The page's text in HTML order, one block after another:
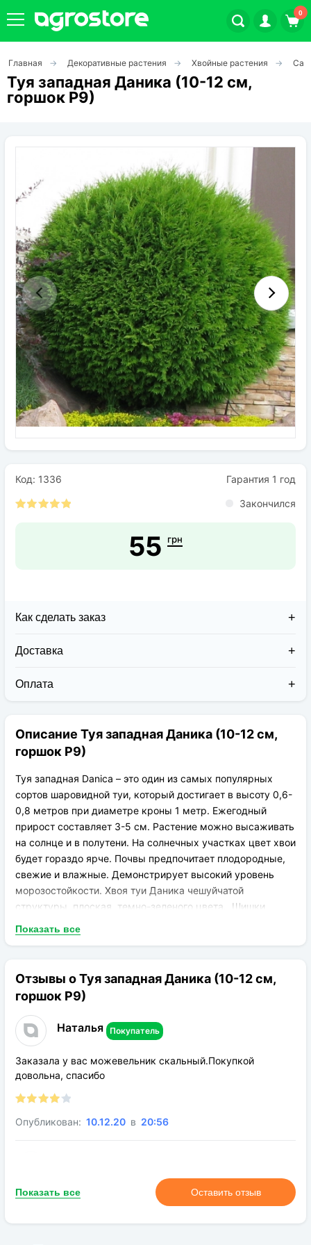
0
Плодовые кустарники
Цветы
Травы
Овощи (на посадку)
Штамбовые ягодные кусты
Семена
Удобрения
Средства защиты растений
Главная Декоративные растения Хвойные растения
Туя западная Даника (10-12 см,
горшок Р9)
Код: 1336 Гарантия 1 год
Закончился
55 грн
Как сделать заказ
Доставка
курьерскими службами:
транспортировки вплоть до 14 дней (с учётом
хранения на складе).
Оплата
На карту приват банка перед отправкой;
По выставленному счёту (реквизитам
юридического лица);
Описание Туя западная Даника (10-12 см,
горшок Р9)
Туя западная Danica – это один из самых популярных
сортов шаровидной туи, который достигает в высоту 0,6-
0,8 метров при диаметре кроны 1 метр. Ежегодный
прирост составляет 3-5 см. Растение можно высаживать
на солнце и в полутени. На солнечных участках цвет хвои
будет гораздо ярче. Почвы предпочитает плодородные,
свежие и влажные. Демонстрирует высокий уровень
морозостойкости. Хвоя туи Даника чешуйчатой
структуры, плоская, темно-зеленого цвета. Шишки
Актуальная высота саженца – 25-30 сантиметров.
Показать все
Отзывы о Туя западная Даника (10-12 см,
горшок Р9)
Наталья Покупатель
Заказала у вас можевельник скальный.Покупкой
довольна, спасибо
Опубликован: 10.12.20 в 20:56
Добрый день. Заказывала себе такую. Очень довольна.
прихотливая. Зимой конечно нужно не допускать, чтобы
Показать все Оставить отзыв